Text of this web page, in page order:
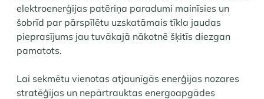
elektroenerģijas patēriņa paradumi mainīsies un
šobrīd par pārspīlētu uzskatāmais tīkla jaudas
pieprasījums jau tuvākajā nākotnē šķitīs diezgan
pamatots.
Lai sekmētu vienotas atjaunīgās enerģijas nozares
stratēģijas un nepārtrauktas energoapgādes